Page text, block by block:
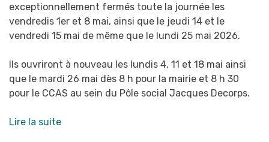
mairie
et
du
exceptionnellement fermés toute la journée les
vendredis 1er et 8 mai, ainsi que le jeudi 14 et le
vendredi 15 mai de même que le lundi 25 mai 2026.
Ils ouvriront à nouveau les lundis 4, 11 et 18 mai ainsi
que le mardi 26 mai dès 8 h pour la mairie et 8 h 30
pour le CCAS au sein du Pôle social Jacques Decorps.
Lire la suite